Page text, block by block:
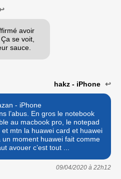
avoir
se voit,
sauce.
hakz - iPhone ↩
- iPhone
l’abus. En gros le notebook
au macbook pro, le notepad
et mtn la huawei card et huawei
un moment huawei fait comme
avouer c’est tout ...
09/04/2020 à 22h12